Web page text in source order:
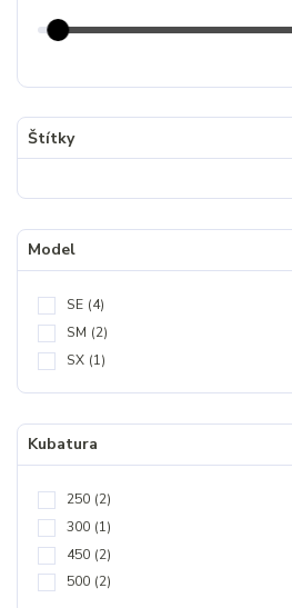
Štítky
Model
SE (4)
SM (2)
SX (1)
Kubatura
250 (2)
300 (1)
450 (2)
500 (2)